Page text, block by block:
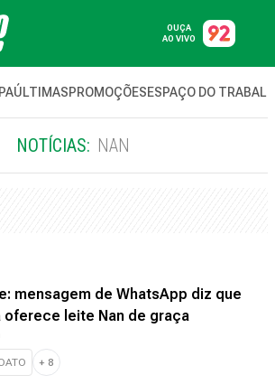
OUÇA
AO VIVO
ÚLTIMASPROMOÇÕESESPAÇO DO
NOTÍCIAS: NAN
mensagem de WhatsApp diz que
oferece leite Nan de graça
+ 8